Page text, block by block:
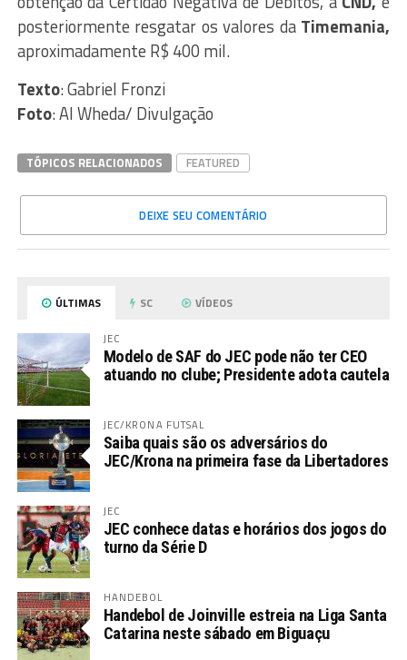
posteriormente resgatar os valores da Timemania,
aproximadamente R$ 400 mil.
Texto: Gabriel Fronzi
Foto: Al Wheda/ Divulgação
TÓPICOS RELACIONADOS FEATURED
DEIXE SEU COMENTÁRIO
ÚLTIMAS SC VÍDEOS
JEC
Modelo de SAF do JEC pode não ter CEO
atuando no clube; Presidente adota cautela
JEC/KRONA FUTSAL
Saiba quais são os adversários do
JEC/Krona na primeira fase da Libertadores
JEC
JEC conhece datas e horários dos jogos do
turno da Série D
HANDEBOL
Handebol de Joinville estreia na Liga Santa
Catarina neste sábado em Biguaçu